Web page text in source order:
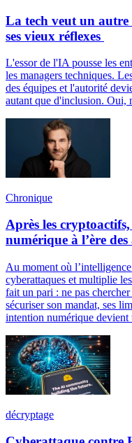
La tech veut un autre
ses vieux réflexes
L'essor de l'IA pousse les
les managers techniques.
des équipes et l'autorité
autant que d'inclusion. Oui,
Chronique
Après les
numérique à l’ère
Au moment où
cyberattaques et multiplie
fait un pari : ne pas
sécuriser son mandat, ses
intention numérique devient
décryptage